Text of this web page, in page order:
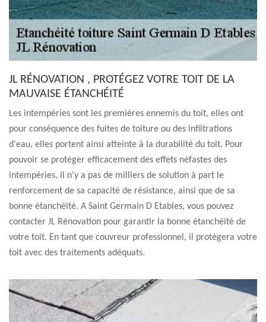
JL RÉNOVATION , PROTÉGEZ VOTRE TOIT DE LA
MAUVAISE ÉTANCHÉITÉ
Les intempéries sont les premières ennemis du toit, elles ont
pour conséquence des fuites de toiture ou des infiltrations
d'eau, elles portent ainsi atteinte à la durabilité du toit. Pour
pouvoir se protéger efficacement des effets néfastes des
intempéries, il n'y a pas de milliers de solution à part le
renforcement de sa capacité de résistance, ainsi que de sa
bonne étanchéité. A Saint Germain D Etables, vous pouvez
contacter JL Rénovation pour garantir la bonne étanchéité de
votre toit. En tant que couvreur professionnel, il protègera votre
toit avec des traitements adéquats.